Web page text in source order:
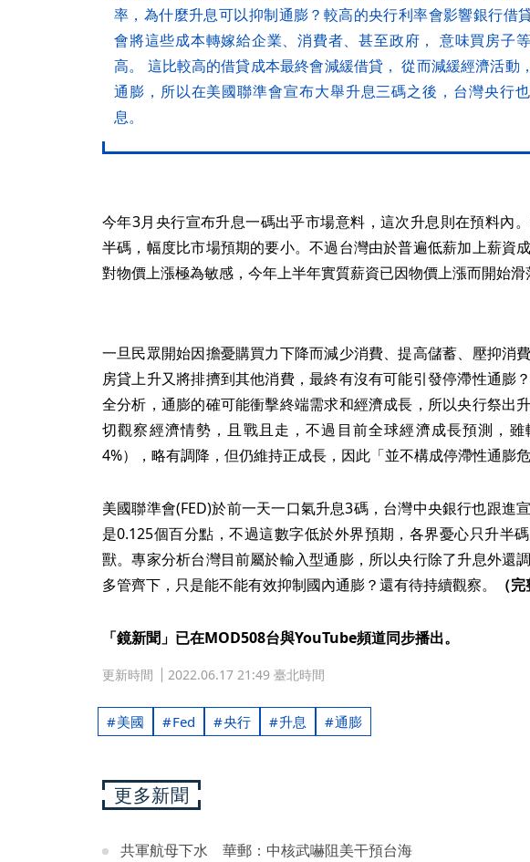
率，為什麼升息可以抑制通膨？較高的央行利率會影響銀行借
會將這些成本轉嫁給企業、消費者、甚至政府， 意味買房子
高。 這比較高的借貸成本最終會減緩借貸， 從而減緩經濟活動
通膨，所以在美國聯準會宣布大舉升息三碼之後，台灣央行
息。
今年3月央行宣布升息一碼出乎市場意料，這次升息則在預料內
半碼，幅度比市場預期的要小。不過台灣由於普遍低薪加上薪資
對物價上漲極為敏感，今年上半年實質薪資已因物價上漲而開始滑
一旦民眾開始因擔憂購買力下降而減少消費、提高儲蓄、壓抑消
房貸上升又將排擠到其他消費，最終有沒有可能引發停滯性通膨
全分析，通膨的確可能衝擊終端需求和經濟成長，所以央行祭出
切觀察經濟情勢，且戰且走，不過目前全球經濟成長預測，雖
4%），略有調降，但仍維持正成長，因此「並不構成停滯性通膨危
美國聯準會(FED)於前一天一口氣升息3碼，台灣中央銀行也跟進
是0.125個百分點，不過這數字低於外界預期，各界憂心只升半
獸。專家分析台灣目前屬於輸入型通膨，所以央行除了升息外還
多管齊下，只是能不能有效抑制國內通膨？還有待持續觀察。
（
「鏡新聞」已在MOD508台與YouTube頻道同步播出。
更新時間 2022.06.17 21:49 臺北時間
美國 Fed 央行 升息 通膨
更多新聞
共軍航母下水 華郵：中核武嚇阻美干預台海